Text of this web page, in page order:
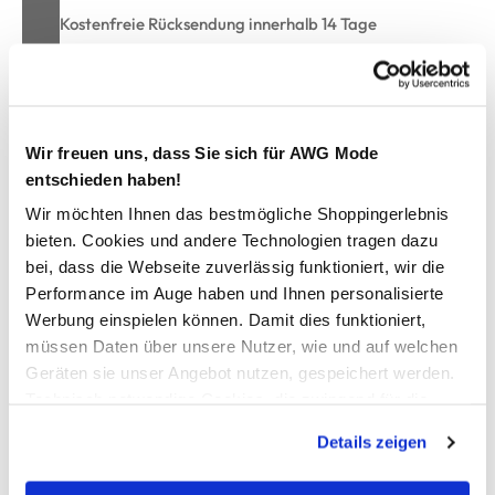
Wir freuen uns, dass Sie sich für AWG Mode
entschieden haben!
Wir möchten Ihnen das bestmögliche Shoppingerlebnis
bieten. Cookies und andere Technologien tragen dazu
bei, dass die Webseite zuverlässig funktioniert, wir die
Performance im Auge haben und Ihnen personalisierte
Werbung einspielen können. Damit dies funktioniert,
müssen Daten über unsere Nutzer, wie und auf welchen
Geräten sie unser Angebot nutzen, gespeichert werden.
werden, werden bei der Nutzung der Webseite auf jeden
Fall gesetzt. Cookies von Drittanbietern für Analyse- oder
Details zeigen
Kostenfreie Rücksendung innerhalb 14 Tage
Kostenlose Filiallieferung in Ihre Wunschfiliale
Zur Wunschliste hinzufügen
Bademantel mit Kapuze
praktischer Bademantel von Boule
angesetzte Kapuze
zwei Eingrifftaschen
Bindegürtel